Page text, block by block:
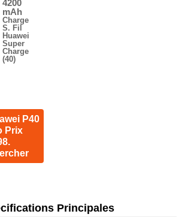
4200
mAh
Charge
S. Fil
Huawei
Super
Charge
(40)
P40
Prix
Principales